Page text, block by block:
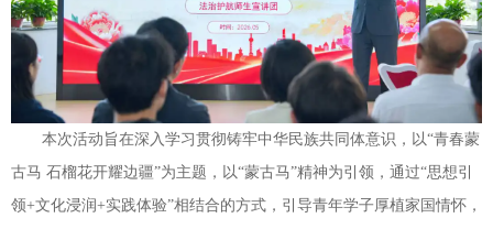
本次活动旨在深入学习贯彻铸牢中华民族共同体意识，以“青春蒙
古马 石榴花开耀边疆”为主题，以“蒙古马”精神为引领，通过“思想引
领+文化浸润+实践体验”相结合的方式，引导青年学子厚植家国情怀，